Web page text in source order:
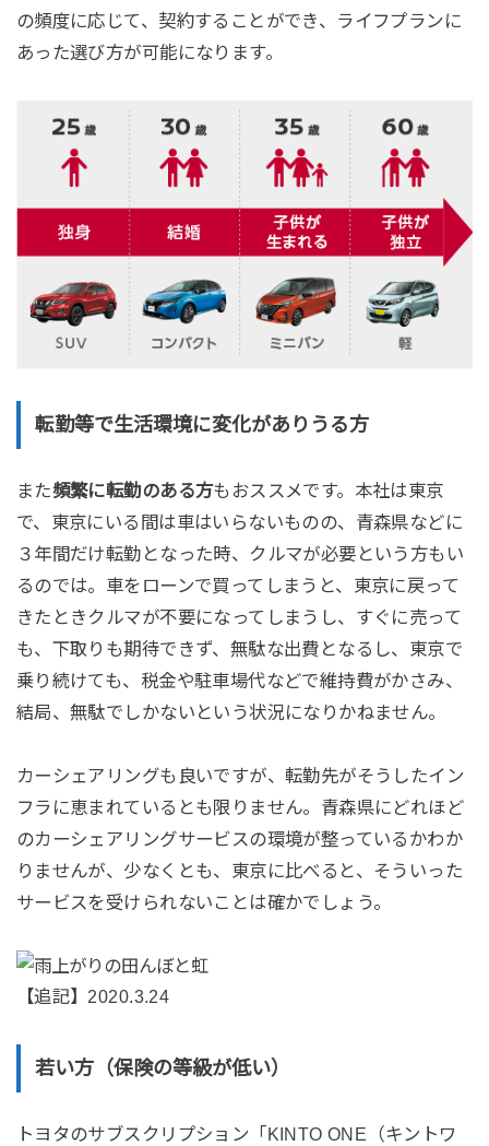
の頻度に応じて、契約することができ、ライフプランに
あった選び方が可能になります。
転勤等で生活環境に変化がありうる方
また頻繁に転勤のある方もおススメです。本社は東京
で、東京にいる間は車はいらないものの、青森県などに
３年間だけ転勤となった時、クルマが必要という方もい
るのでは。車をローンで買ってしまうと、東京に戻って
きたときクルマが不要になってしまうし、すぐに売って
も、下取りも期待できず、無駄な出費となるし、東京で
乗り続けても、税金や駐車場代などで維持費がかさみ、
結局、無駄でしかないという状況になりかねません。
カーシェアリングも良いですが、転勤先がそうしたイン
フラに恵まれているとも限りません。青森県にどれほど
のカーシェアリングサービスの環境が整っているかわか
りませんが、少なくとも、東京に比べると、そういった
サービスを受けられないことは確かでしょう。
【追記】2020.3.24
若い方（保険の等級が低い）
トヨタのサブスクリプション「KINTO ONE（キントワ